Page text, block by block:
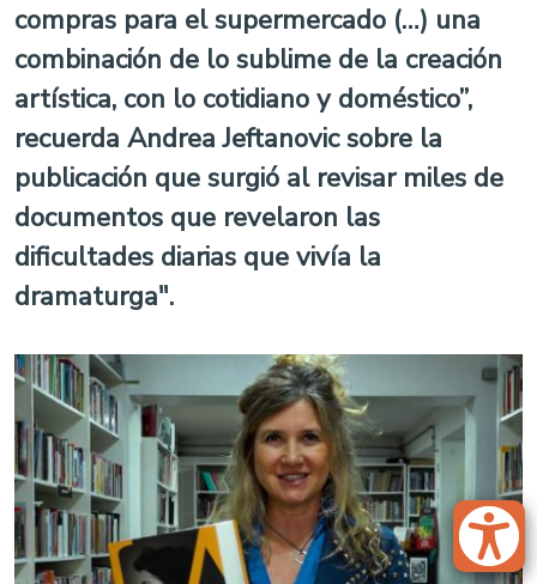
compras para el supermercado (…) una
combinación de lo sublime de la creación
artística, con lo cotidiano y doméstico”,
recuerda Andrea Jeftanovic sobre la
publicación que surgió al revisar miles de
documentos que revelaron las
dificultades diarias que vivía la
dramaturga".